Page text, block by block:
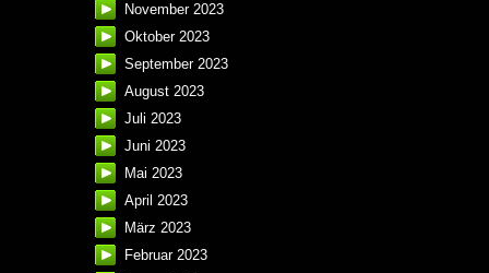
November 2023
Oktober 2023
September 2023
August 2023
Juli 2023
Juni 2023
Mai 2023
April 2023
März 2023
Februar 2023